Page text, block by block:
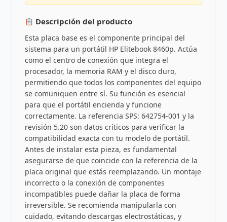
Descripción del producto
Esta placa base es el componente principal del
sistema para un portátil HP Elitebook 8460p. Actúa
como el centro de conexión que integra el
procesador, la memoria RAM y el disco duro,
permitiendo que todos los componentes del equipo
se comuniquen entre sí. Su función es esencial
para que el portátil encienda y funcione
correctamente. La referencia SPS: 642754-001 y la
revisión 5.20 son datos críticos para verificar la
compatibilidad exacta con tu modelo de portátil.
Antes de instalar esta pieza, es fundamental
asegurarse de que coincide con la referencia de la
placa original que estás reemplazando. Un montaje
incorrecto o la conexión de componentes
incompatibles puede dañar la placa de forma
irreversible. Se recomienda manipularla con
cuidado, evitando descargas electrostáticas, y